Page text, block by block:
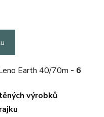
Earth 40/70m - 6
výrobků